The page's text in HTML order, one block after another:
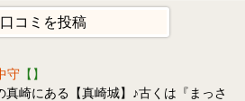
口コミを投稿
守 【】
真崎にある【真崎城】♪古くは『まっさ